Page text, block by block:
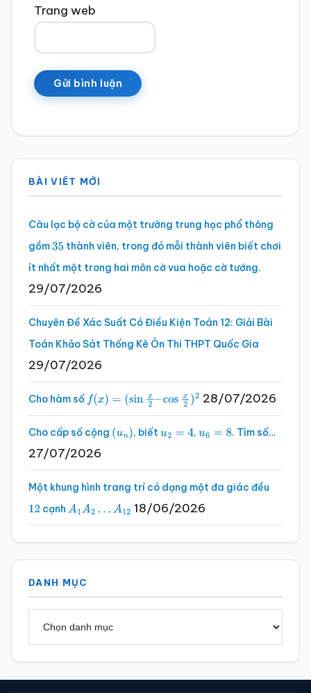
Trang web
Sidebar
chính
BÀI VIẾT MỚI
Câu lạc bộ cờ của một trường trung học phổ thông
gồm35 thành viên, trong đó mỗi thành viên biết chơi
ít nhất một trong hai môn cờ vua hoặc cờ tướng.
29/07/2026
Chuyên Đề Xác Suất Có Điều Kiện Toán 12: Giải Bài
Toán Khảo Sát Thống Kê Ôn Thi THPT Quốc Gia
29/07/2026
Cho hàm số f(x)=(sinx2 –cosx2 )2 28/07/2026
Cho cấp số cộng (un), biếtu2 =4 , u6 =8 . Tìm số…
27/07/2026
Một khung hình trang trí có dạng một đa giác đều
12 cạnh A1A2…A 12 18/06/2026
DANH MỤC